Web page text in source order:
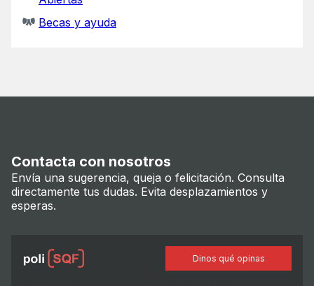
Becas y ayuda
Contacta con nosotros
Envía una sugerencia, queja o felicitación. Consulta
directamente tus dudas. Evita desplazamientos y
esperas.
Dinos qué opinas